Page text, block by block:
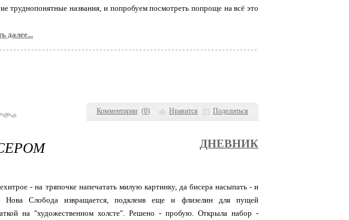
Комментарии (0) Нравится Поделиться
труднопонятные названия, и попробуем посмотреть попроще на всё это
далее...
ДНЕВНИК
- на тряпочке напечатать милую картинку, да бисера насыпать - и
Нова Слобода извращается, подклеив еще и флизелин для пущей
на "художественном холсте". Решено - пробую. Открыла набор -